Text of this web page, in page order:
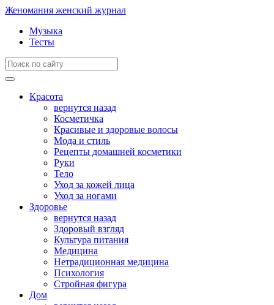
Женомания женский журнал
Музыка
Тесты
Красота
вернутся назад
Косметичка
Красивые и здоровые волосы
Мода и стиль
Рецепты домашней косметики
Руки
Тело
Уход за кожей лица
Уход за ногами
Здоровье
вернутся назад
Здоровый взгляд
Культура питания
Медицина
Нетрадиционная медицина
Психология
Стройная фигура
Дом